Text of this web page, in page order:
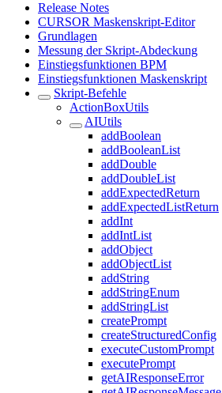
Release Notes
CURSOR Maskenskript-Editor
Grundlagen
Messung der Skript-Abdeckung
Einstiegsfunktionen BPM
Einstiegsfunktionen Maskenskript
Skript-Befehle
ActionBoxUtils
AIUtils
addBoolean
addBooleanList
addDouble
addDoubleList
addExpectedReturn
addExpectedListReturn
addInt
addIntList
addObject
addObjectList
addString
addStringEnum
addStringList
createPrompt
createStructuredConfig
executeCustomPrompt
executePrompt
getAIResponseError